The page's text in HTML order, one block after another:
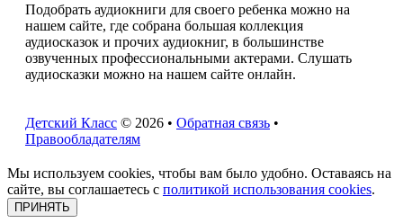
Подобрать аудиокниги для своего ребенка можно на
нашем сайте, где собрана большая коллекция
аудиосказок и прочих аудиокниг, в большинстве
озвученных профессиональными актерами. Слушать
аудиосказки можно на нашем сайте онлайн.
Детский Класс © 2026 • Обратная связь •
Правообладателям
Мы используем cookies, чтобы вам было удобно. Оставаясь на
сайте, вы соглашаетесь с политикой использования cookies.
ПРИНЯТЬ